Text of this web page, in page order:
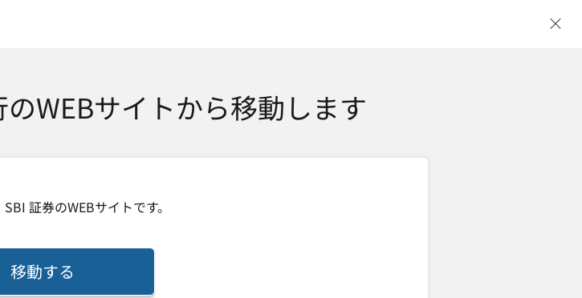
WEBサイトから移動します
SBI 証券のWEBサイトです。
移動する